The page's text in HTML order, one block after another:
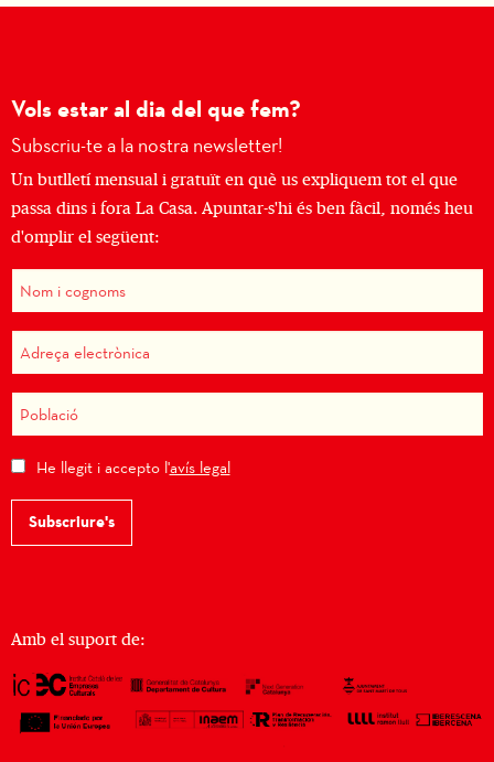
Vols estar al dia del que fem?
Subscriu-te a la nostra newsletter!
Un butlletí mensual i gratuït en què us expliquem tot el que
passa dins i fora La Casa. Apuntar-s'hi és ben fàcil, només heu
d'omplir el següent:
He llegit i accepto l'avís legal
Subscriure's
Amb el suport de: